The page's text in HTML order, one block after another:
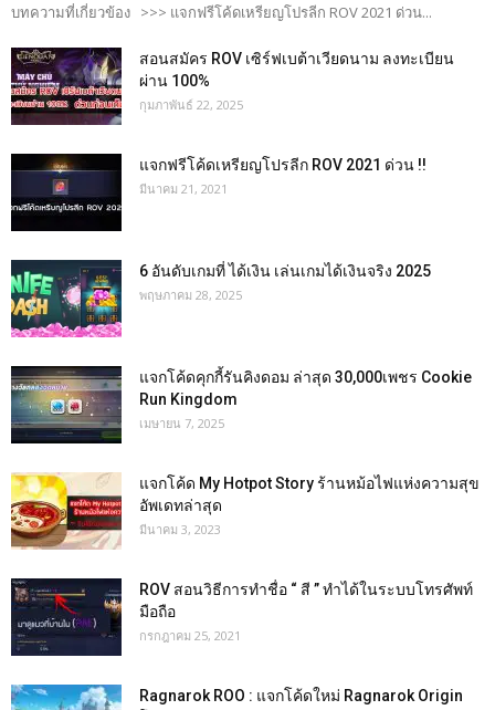
บทความที่เกี่ยวข้อง >>> แจกฟรีโค้ดเหรียญโปรลีก ROV 2021 ด่วน...
สอนสมัคร ROV เซิร์ฟเบต้าเวียดนาม ลงทะเบียน
ผ่าน 100%
กุมภาพันธ์ 22, 2025
แจกฟรีโค้ดเหรียญโปรลีก ROV 2021 ด่วน !!
มีนาคม 21, 2021
6 อันดับเกมที่ ได้เงิน เล่นเกมได้เงินจริง 2025
พฤษภาคม 28, 2025
แจกโค้ดคุกกี้รันคิงดอม ล่าสุด 30,000เพชร Cookie
Run Kingdom
เมษายน 7, 2025
แจกโค้ด My Hotpot Story ร้านหม้อไฟแห่งความสุข
อัพเดทล่าสุด
มีนาคม 3, 2023
ROV สอนวิธีการทำชื่อ “ สี ” ทำได้ในระบบโทรศัพท์
มือถือ
กรกฎาคม 25, 2021
Ragnarok ROO : แจกโค้ดใหม่ Ragnarok Origin